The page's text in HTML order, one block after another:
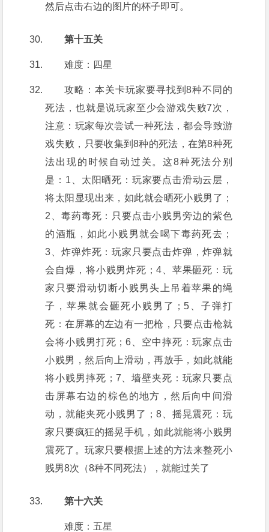
然后点击右边的图片的杯子即可。
第十五关
难度：四星
攻略：本关卡玩家要寻找到8种不同的
死法，也就是说玩家至少会游戏失败7次，
注意：玩家每次尝试一种死法，都会导致游
戏失败，只要收集到8种的死法，在第8种死
法出现的时候自动过关。这8种死法分别
是：1、太阳晒死：玩家要点击滑动云层，
将太阳显现出来，如此就会晒死小贱男了；
2、毒药毒死：只要点击小贱男旁边的紫色
的酒瓶，如此小贱男就会喝下毒药死去；
3、炸弹炸死：玩家只要点击炸弹，炸弹就
会自爆，将小贱男炸死；4、苹果砸死：玩
家只要滑动切断小贱男头上吊着苹果的绳
子，苹果就会砸死小贱男了；5、子弹打
死：在屏幕的左边有一把枪，只要点击枪就
会将小贱男打死；6、空中摔死：玩家点击
小贱男，然后向上滑动，再放手，如此就能
将小贱男摔死；7、墙壁夹死：玩家只要点
击屏幕右边的棕色的地方，然后向中间滑
动，就能夹死小贱男了；8、摇晃震死：玩
家只要疯狂的摇晃手机，如此就能将小贱男
震死了。玩家只要根据上述的方法来整死小
贱男8次（8种不同死法），就能过关了
第十六关
难度：五星